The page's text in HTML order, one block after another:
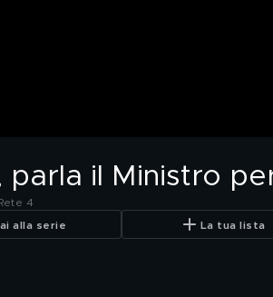
parla il Ministro
4
alla serie La tua lista